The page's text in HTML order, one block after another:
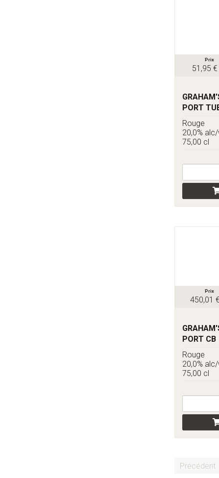
Prix
51,95 €
PORT
Rouge
20,0%
75,00 cl
Prix
450,01 €
PORT CB
Rouge
20,0%
75,00 cl
Précédent